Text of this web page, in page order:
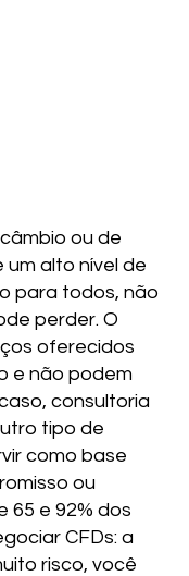
ou de
alto nível de
para todos, não
perder. O
oferecidos
e não podem
consultoria
tipo de
como base
ou
65 e 92% dos
CFDs: a
risco, você